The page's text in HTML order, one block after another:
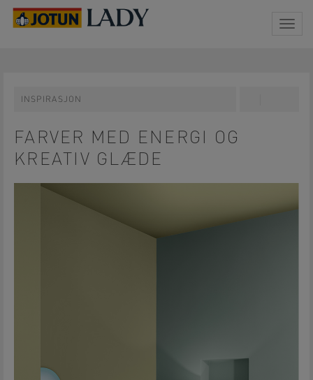
INSPIRASJON
FARVER MED ENERGI OG
KREATIV GLÆDE